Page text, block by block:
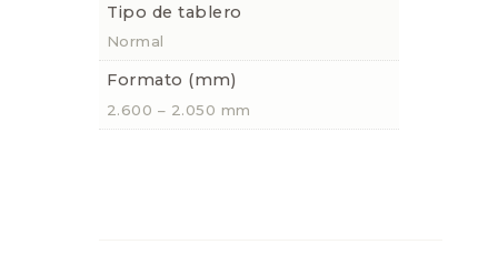
Tipo de tablero
Normal
Formato (mm)
2.600 – 2.050 mm